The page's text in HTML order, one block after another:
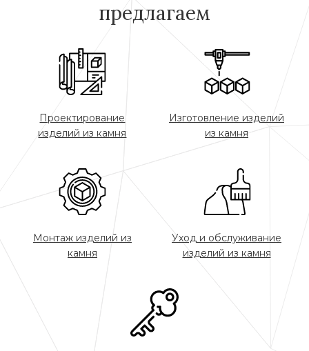
предлагаем
Проектирование
изделий из камня
Изготовление изделий
из камня
Монтаж изделий из
камня
Уход и обслуживание
изделий из камня